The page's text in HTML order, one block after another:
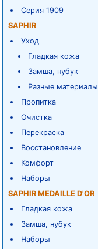
Серия 1909
SAPHIR
Уход
Гладкая кожа
Замша, нубук
Разные материалы
Пропитка
Очистка
Перекраска
Восстановление
Комфорт
Наборы
SAPHIR MEDAILLE D'OR
Гладкая кожа
Замша, нубук
Наборы